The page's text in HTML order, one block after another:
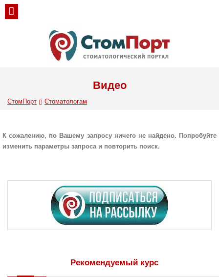
Видео
СтомПорт Стоматологам
К сожалению, по Вашему запросу ничего не найдено. Попробуйте
изменить параметры запроса и повторить поиск.
Рекомендуемый курс